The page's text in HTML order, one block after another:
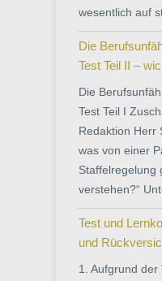
wesentlich auf
Die
Test Teil II –
Die
Test Teil I
Redaktion Herr
was von einer
Staffelregelung
verstehen?“
Test und
und
1. Aufgrund der